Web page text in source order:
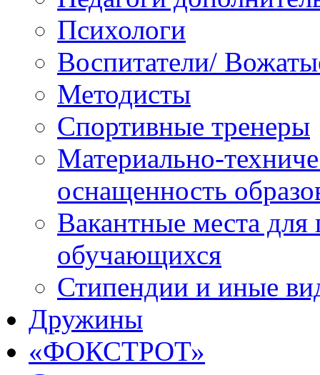
Психологи
Воспитатели/
Методисты
Спортивные тренеры
Материально-
оснащенность
Вакантные места для
обучающихся
Стипендии и иные
Дружины
«ФОКСТРОТ»